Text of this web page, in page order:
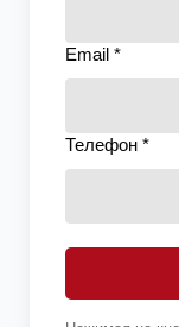
Email *
Телефон *